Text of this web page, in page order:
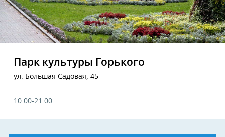
Парк культуры Горького
ул. Большая Садовая, 45
10:00-21:00